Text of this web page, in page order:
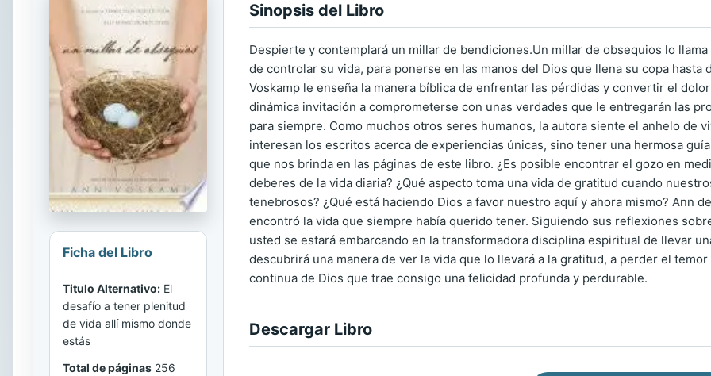
Ficha del Libro
Titulo Alternativo: El
desafío a tener plenitud
de vida allí mismo donde
estás
Total de páginas 256
Sinopsis del Libro
Despierte y contemplará un millar de bendiciones.Un millar de obsequios lo
de controlar su vida, para ponerse en las manos del Dios que llena su copa hasta
Voskamp le enseña la manera bíblica de enfrentar las pérdidas y convertir el
dinámica invitación a comprometerse con unas verdades que le entregarán las
para siempre. Como muchos otros seres humanos, la autora siente el anhelo de
interesan los escritos acerca de experiencias únicas, sino tener una hermosa
que nos brinda en las páginas de este libro. ¿Es posible encontrar el gozo en
deberes de la vida diaria? ¿Qué aspecto toma una vida de gratitud cuando
tenebrosos? ¿Qué está haciendo Dios a favor nuestro aquí y ahora mismo? Ann
encontró la vida que siempre había querido tener. Siguiendo sus reflexiones
usted se estará embarcando en la transformadora disciplina espiritual de llevar
descubrirá una manera de ver la vida que lo llevará a la gratitud, a perder el
continua de Dios que trae consigo una felicidad profunda y perdurable.
Descargar Libro